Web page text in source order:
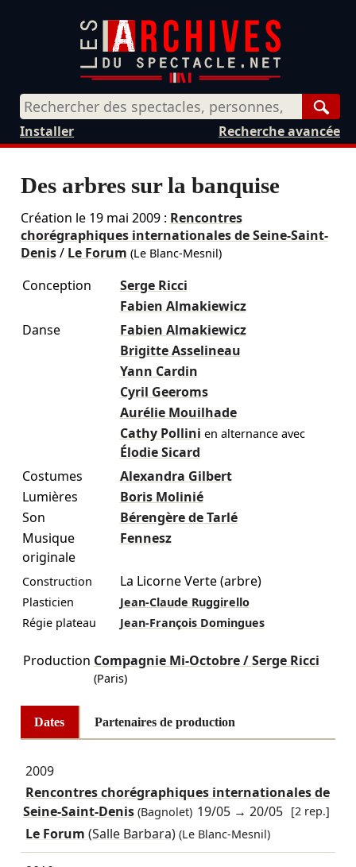
Recherche avancée
Installer
Des arbres sur la banquise
Création le 19 mai 2009: Rencontres
chorégraphiques internationales de Seine-Saint-
Denis/ Le Forum (Le Blanc-Mesnil)
Conception
Serge Ricci
Fabien Almakiewicz
Danse
Fabien Almakiewicz
Brigitte Asselineau
Yann Cardin
Cyril Geeroms
Aurélie Mouilhade
Cathy Pollini en alternance avec
Élodie Sicard
Costumes
Alexandra Gilbert
Lumières
Boris Molinié
Son
Bérengère de Tarlé
Musique
originale
Fennesz
Construction La Licorne Verte (arbre)
Plasticien
Jean-Claude Ruggirello
Régie plateau
Jean-François Domingues
Production Compagnie Mi-Octobre / Serge Ricci
(Paris)
Dates Partenaires de production
2009
Rencontres chorégraphiques internationales de
Seine-Saint-Denis(Bagnolet) 19/05 →20/05 [2 rep.]
Le Forum (Salle Barbara) (Le Blanc-Mesnil)